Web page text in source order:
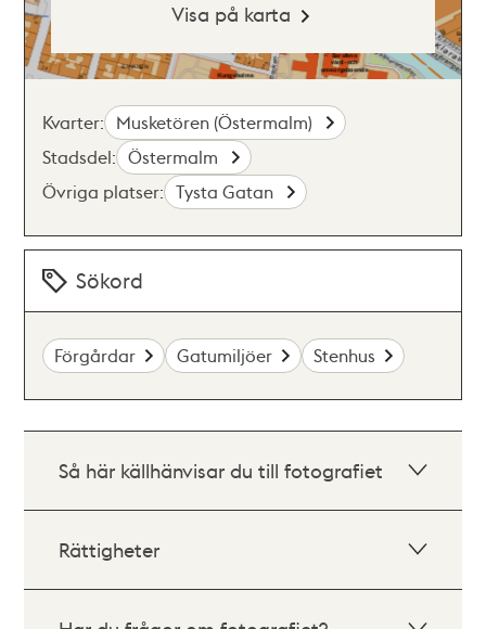
Visa på karta
Kvarter: Musketören (Östermalm)
Stadsdel: Östermalm
Övriga platser: Tysta Gatan
Sökord
Förgårdar Gatumiljöer Stenhus
Så här källhänvisar du till fotografiet
Rättigheter